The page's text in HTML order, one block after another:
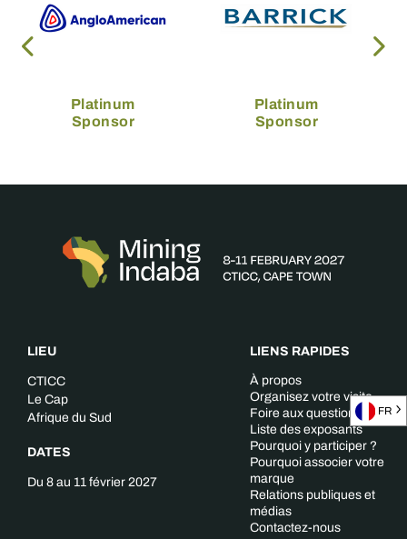
Platinum
Sponsor
Platinum
Sponsor
LIEU
CTICC
Le Cap
Afrique du Sud
DATES
Du 8 au 11 février 2027
LIENS RAPIDES
À propos
Organisez votre visite
Foire aux questions
Liste des exposants
Pourquoi y participer ?
Pourquoi associer votre
marque
Relations publiques et
médias
Contactez-nous
FR